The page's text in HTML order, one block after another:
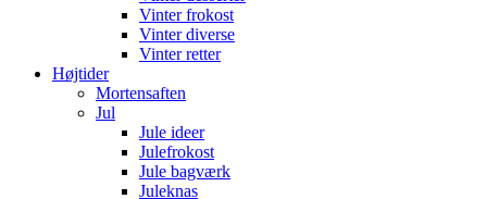
Vinter frokost
Vinter diverse
Vinter retter
Højtider
Mortensaften
Jul
Jule ideer
Julefrokost
Jule bagværk
Juleknas